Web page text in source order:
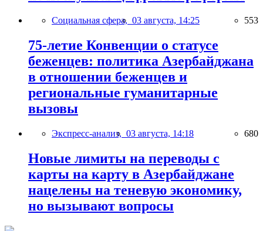
Социальная сфера, 03 августа, 14:25 553
75-летие Конвенции о статусе
беженцев: политика Азербайджана
в отношении беженцев и
региональные гуманитарные
вызовы
Экспресс-анализ, 03 августа, 14:18 680
Новые лимиты на переводы с
карты на карту в Азербайджане
нацелены на теневую экономику,
но вызывают вопросы